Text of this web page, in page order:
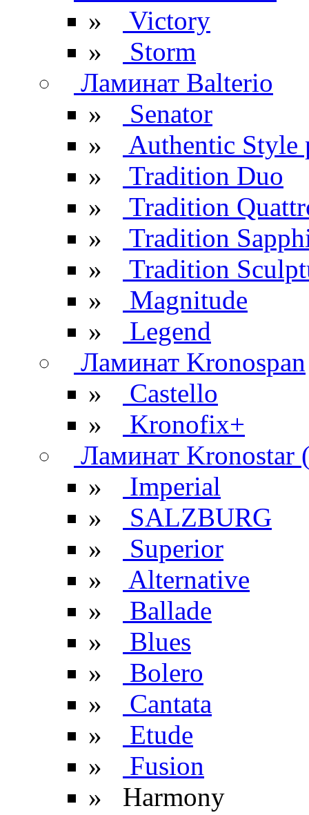
»
Victory
»
Storm
Ламинат Balterio
»
Senator
»
Authentic Style
»
Tradition Duo
»
Tradition
»
Tradition
»
Tradition
»
Magnitude
»
Legend
Ламинат Kronospan
»
Castello
»
Kronofix+
Ламинат Kronostar
»
Imperial
»
SALZBURG
»
Superior
»
Alternative
»
Ballade
»
Blues
»
Bolero
»
Cantata
»
Etude
»
Fusion
» Harmony